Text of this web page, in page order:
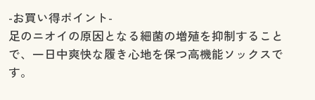
-お買い得ポイント-
足のニオイの原因となる細菌の増殖を抑制すること
で、一日中爽快な履き心地を保つ高機能ソックスで
す。